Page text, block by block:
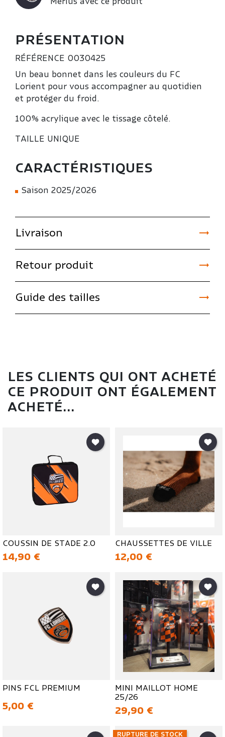
PRÉSENTATION
RÉFÉRENCE 0030425
Un beau bonnet dans les couleurs du FC
Lorient pour vous accompagner au quotidien
et protéger du froid.
100% acrylique avec le tissage côtelé.
TAILLE UNIQUE
CARACTÉRISTIQUES
Saison 2025/2026
Livraison 
Retour produit 
Guide des tailles 
LES CLIENTS QUI ONT ACHETÉ
CE PRODUIT ONT ÉGALEMENT
ACHETÉ...
COUSSIN DE STADE 2.0
Prix
14,90 €
CHAUSSETTES DE VILLE
Prix
12,00 €
PINS FCL PREMIUM
Prix
5,00 €
MINI MAILLOT HOME
25/26
Prix
29,90 €
RUPTURE DE STOCK